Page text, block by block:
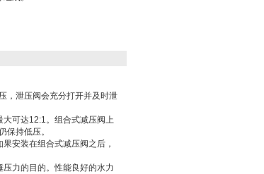
，泄压阀会充分打开并及时泄
可达12:1。组合式减压阀上
保持低压。
安装在组合式减压阀之后，
力的目的。性能良好的水力